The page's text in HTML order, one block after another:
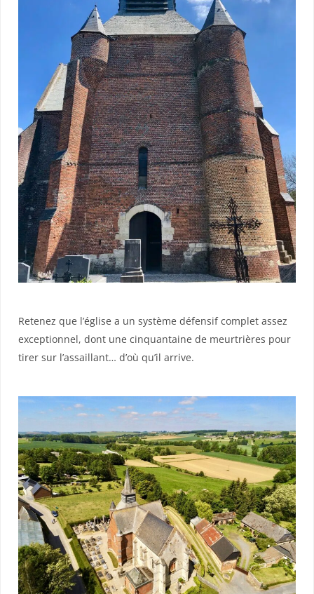
Retenez que l’église a un système défensif complet assez
exceptionnel, dont une cinquantaine de meurtrières pour
tirer sur l’assaillant… d’où qu’il arrive.